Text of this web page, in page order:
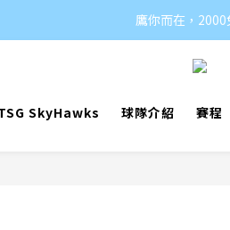
鷹你而在，2000
SkyHawks 球隊介紹 賽程